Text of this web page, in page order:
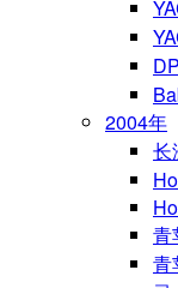
2004年
长
青
青